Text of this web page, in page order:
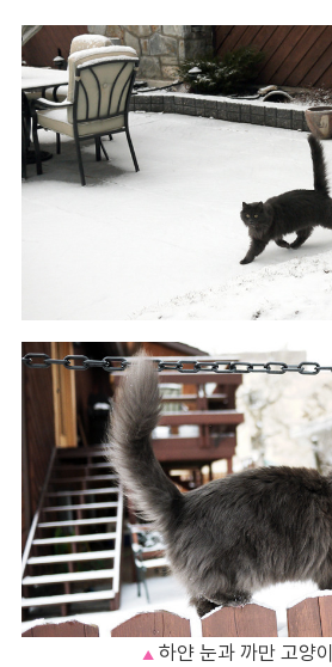
▲ 하얀 눈과 까만 고양